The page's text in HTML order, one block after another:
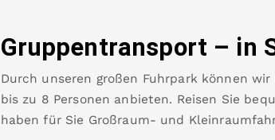
Gruppentransport – in
Durch unseren großen Fuhrpark können
bis zu 8 Personen anbieten. Reisen Sie
haben für Sie Großraum- und